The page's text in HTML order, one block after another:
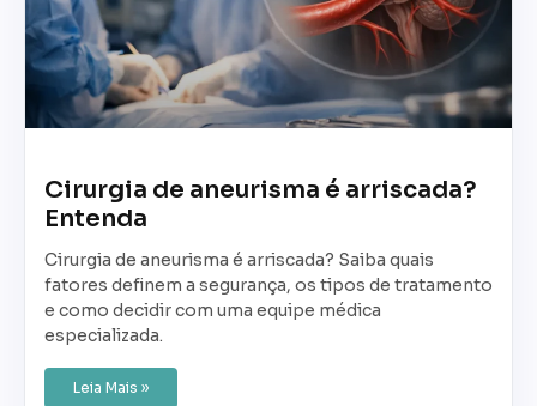
Cirurgia de aneurisma é arriscada?
Entenda
Cirurgia de aneurisma é arriscada? Saiba quais
fatores definem a segurança, os tipos de tratamento
e como decidir com uma equipe médica
especializada.
Leia Mais »